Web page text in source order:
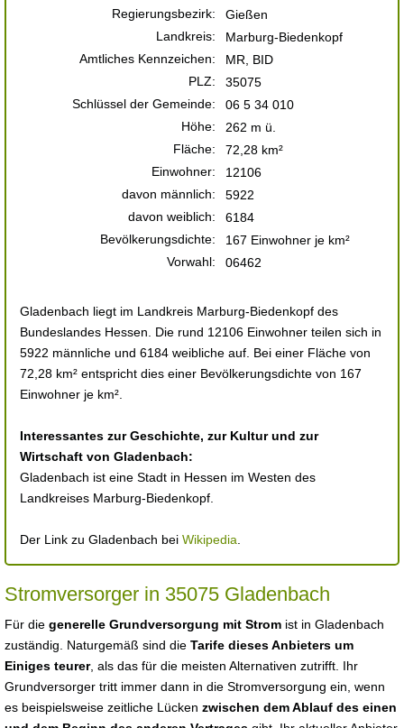
Regierungsbezirk:
Gießen
Landkreis:
Marburg-Biedenkopf
Amtliches Kennzeichen:
MR, BID
PLZ:
35075
Schlüssel der Gemeinde:
06 5 34 010
Höhe:
262 m ü.
Fläche:
72,28 km²
Einwohner:
12106
davon männlich:
5922
davon weiblich:
6184
Bevölkerungsdichte:
167 Einwohner je km²
Vorwahl:
06462
Gladenbach liegt im Landkreis Marburg-Biedenkopf des
Bundeslandes Hessen. Die rund 12106 Einwohner teilen sich in
5922 männliche und 6184 weibliche auf. Bei einer Fläche von
72,28 km² entspricht dies einer Bevölkerungsdichte von 167
Einwohner je km².
Interessantes zur Geschichte, zur Kultur und zur
Wirtschaft von Gladenbach:
Gladenbach ist eine Stadt in Hessen im Westen des
Landkreises Marburg-Biedenkopf.
Der Link zu Gladenbach bei Wikipedia
Stromversorger in 35075 Gladenbach
Für die generelle Grundversorgung mit Strom ist in Gladenbach
zuständig. Naturgemäß sind die Tarife dieses Anbieters um
Einiges teurer, als das für die meisten Alternativen zutrifft. Ihr
Grundversorger tritt immer dann in die Stromversorgung ein, wenn
es beispielsweise zeitliche Lücken zwischen dem Ablauf des einen